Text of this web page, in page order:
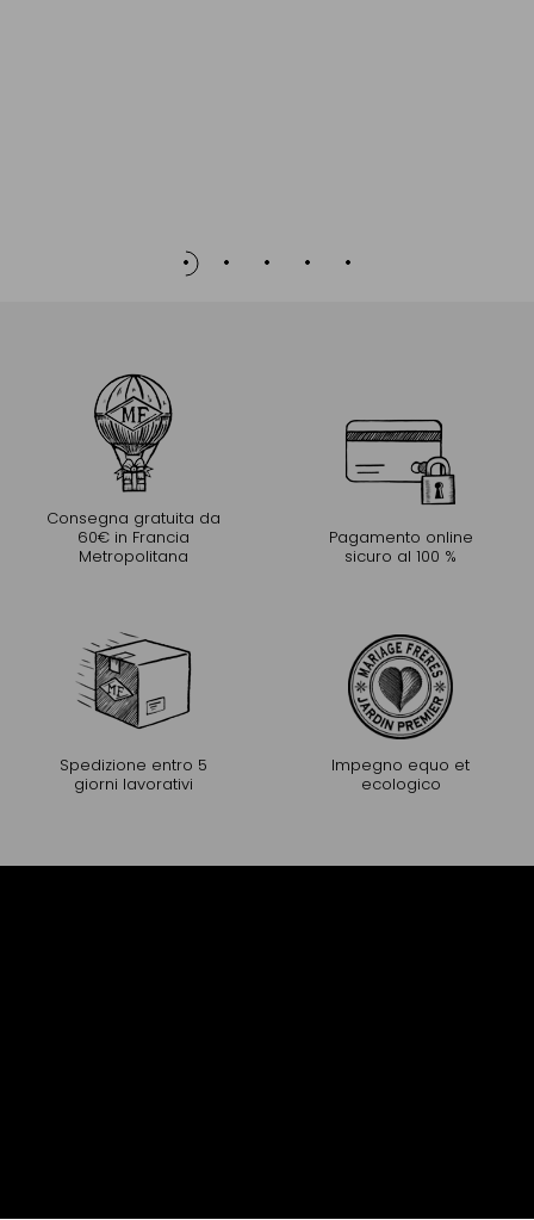
Consegna gratuita da
60€ in Francia
Metropolitana
Pagamento online
sicuro al 100 %
Spedizione entro 5
giorni lavorativi
Impegno equo et
ecologico